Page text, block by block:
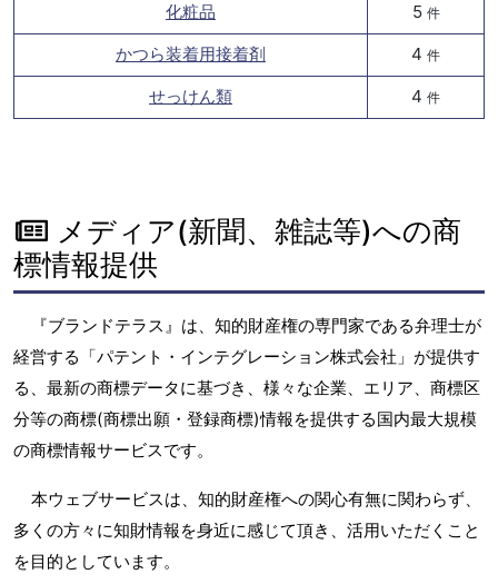
化粧品
5 件
かつら装着用接着剤 4 件
せっけん類 4 件
メディア(新聞、雑誌等)への商
標情報提供
『ブランドテラス』は、知的財産権の専門家である弁理士が
経営する「パテント・インテグレーション株式会社」が提供す
る、最新の商標データに基づき、様々な企業、エリア、商標区
分等の商標(商標出願・登録商標)情報を提供する国内最大規模
の商標情報サービスです。
本ウェブサービスは、知的財産権への関心有無に関わらず、
多くの方々に知財情報を身近に感じて頂き、活用いただくこと
を目的としています。